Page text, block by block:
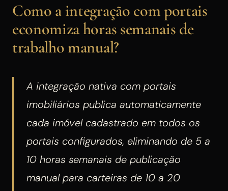
Como a integração com portais
economiza horas semanais de
trabalho manual?
A integração nativa com portais
imobiliários publica automaticamente
cada imóvel cadastrado em todos os
portais configurados, eliminando de 5 a
10 horas semanais de publicação
manual para carteiras de 10 a 20